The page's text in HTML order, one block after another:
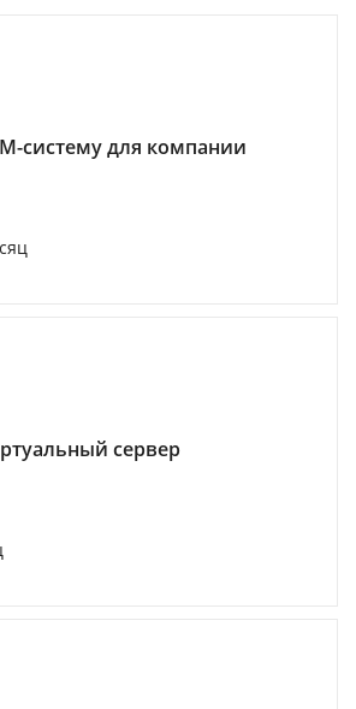
систему для компании
сервер